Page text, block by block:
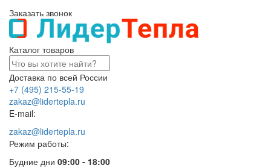
Заказать звонок
Каталог товаров
Доставка по всей России
+7 (495) 215-55-19
zakaz@lidertepla.ru
E-mail:
zakaz@lidertepla.ru
Режим работы:
Будние дни 09:00 - 18:00